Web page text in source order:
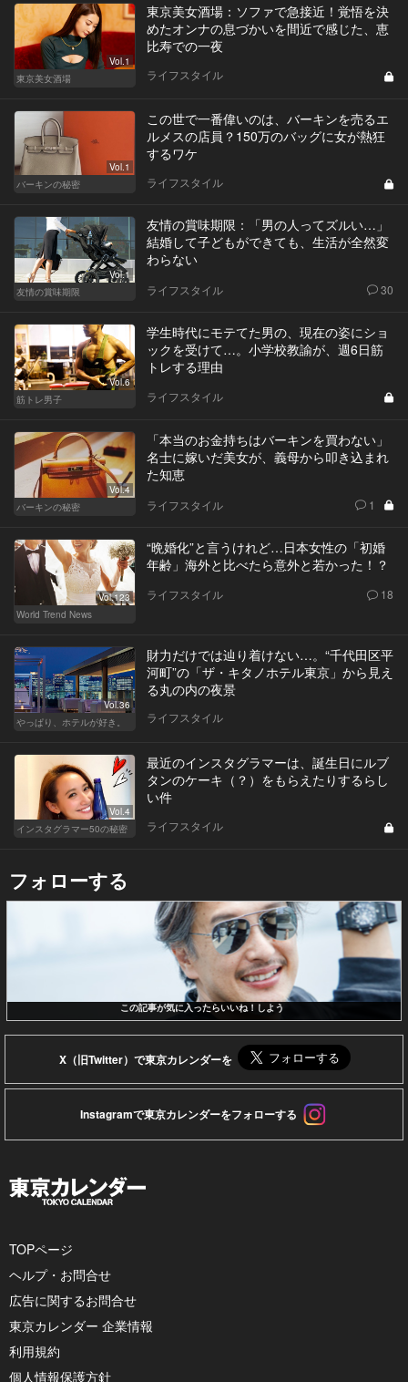
Vol.1
東京美女酒場
東京美女酒場：ソファで急接近！覚悟を決
めたオンナの息づかいを間近で感じた、恵
比寿での一夜
ライフスタイル
Vol.1
バーキンの秘密
この世で一番偉いのは、バーキンを売るエ
ルメスの店員？150万のバッグに女が熱狂
するワケ
ライフスタイル
Vol.1
友情の賞味期限
友情の賞味期限：「男の人ってズルい…」
結婚して子どもができても、生活が全然変
わらない
ライフスタイル 30
Vol.6
筋トレ男子
学生時代にモテてた男の、現在の姿にショ
ックを受けて…。小学校教諭が、週6日筋
トレする理由
ライフスタイル
Vol.4
バーキンの秘密
「本当のお金持ちはバーキンを買わない」
名士に嫁いだ美女が、義母から叩き込まれ
た知恵
ライフスタイル 1
Vol.123
World Trend News
“晩婚化”と言うけれど…日本女性の「初婚
年齢」海外と比べたら意外と若かった！？
ライフスタイル 18
Vol.36
やっぱり、ホテルが好き。
財力だけでは辿り着けない…。“千代田区平
河町”の「ザ・キタノホテル東京」から見え
る丸の内の夜景
ライフスタイル
Vol.4
インスタグラマー50の秘密
最近のインスタグラマーは、誕生日にルブ
タンのケーキ（？）をもらえたりするらし
い件
ライフスタイル
フォローする
この記事が気に入ったらいいね！しよう
X（旧Twitter）で東京カレンダーを
Instagramで東京カレンダーをフォローする
TOPページ
ヘルプ・お問合せ
広告に関するお問合せ
東京カレンダー 企業情報
利用規約
個人情報保護方針